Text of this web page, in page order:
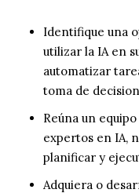
Identifique una
utilizar la IA en
automatizar
toma de
Reúna un
expertos en IA,
planificar y
Adquiera o